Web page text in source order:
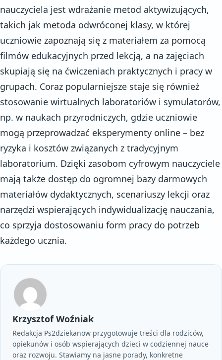
nauczyciela jest wdrażanie metod aktywizujących,
takich jak metoda odwróconej klasy, w której
uczniowie zapoznają się z materiałem za pomocą
filmów edukacyjnych przed lekcją, a na zajęciach
skupiają się na ćwiczeniach praktycznych i pracy w
grupach. Coraz popularniejsze staje się również
stosowanie wirtualnych laboratoriów i symulatorów,
np. w naukach przyrodniczych, gdzie uczniowie
mogą przeprowadzać eksperymenty online – bez
ryzyka i kosztów związanych z tradycyjnym
laboratorium. Dzięki zasobom cyfrowym nauczyciele
mają także dostęp do ogromnej bazy darmowych
materiałów dydaktycznych, scenariuszy lekcji oraz
narzędzi wspierających indywidualizację nauczania,
co sprzyja dostosowaniu form pracy do potrzeb
każdego ucznia.
Krzysztof Woźniak
Redakcja Ps2dziekanow przygotowuje treści dla rodziców,
opiekunów i osób wspierających dzieci w codziennej nauce
oraz rozwoju. Stawiamy na jasne porady, konkretne